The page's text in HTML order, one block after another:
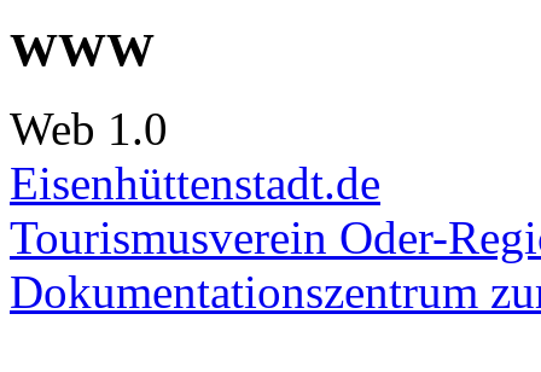
WWW
Web 1.0
Eisenhüttenstadt.de
Tourismusverein Oder-
Dokumentationszentrum